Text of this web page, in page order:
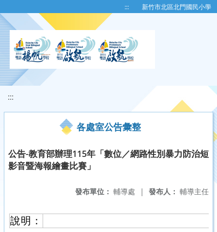
::: 新竹市北區北門國民小學
:::
各處室公告彙整
公告-教育部辦理115年「數位／網路性別暴力防治短
影音暨海報繪畫比賽」
發布人： 輔導主任
發布單位： 輔導處 |
說明：